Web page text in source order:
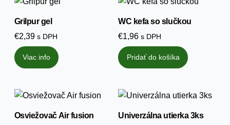
Grilpur gel
€2,39 s DPH
Viac info
WC kefa so slučkou
€1,96 s DPH
Pridať do košíka
Osviežovač Air fusion
Univerzálna utierka 3ks